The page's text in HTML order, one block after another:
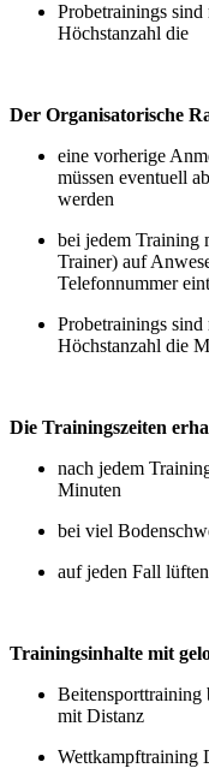
Probetrainings
Höchstanzahl die
Der Organisatorische
eine vorherige
müssen eventuell
werden
bei jedem Training
Trainer) auf
Telefonnummer
Probetrainings
Höchstanzahl die
Die Trainingszeiten
nach jedem
Minuten
bei viel
auf jeden Fall lüften
Trainingsinhalte mit
Beitensporttraining
mit Distanz
Wettkampftraining